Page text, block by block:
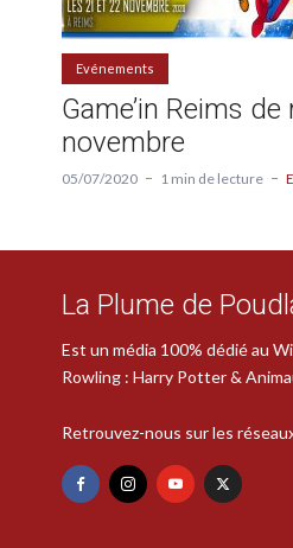
Evénements
Game’in Reims
novembre
05/07/2020 1 min de lecture
La Plume de
Est un média 100% dédié au
Rowling : Harry Potter &
Retrouvez-nous sur les